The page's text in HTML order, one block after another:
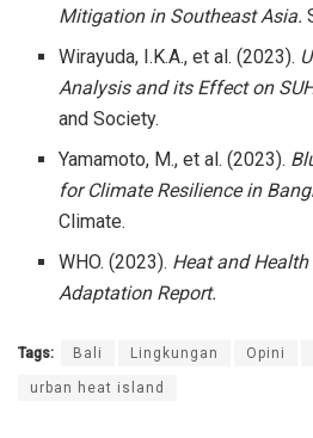
Mitigation in Southeast Asia.
Wirayuda, I.K.A., et al. (2023).
Analysis and its Effect on
and Society.
Yamamoto, M., et al. (2023).
for Climate Resilience in
Climate.
WHO. (2023). Heat and
Adaptation Report.
Tags: Bali Lingkungan Opini
urban heat island